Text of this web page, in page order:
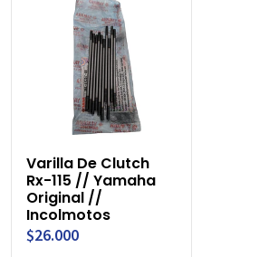
Varilla De Clutch
Rx-115 // Yamaha
Original //
Incolmotos
$26.000